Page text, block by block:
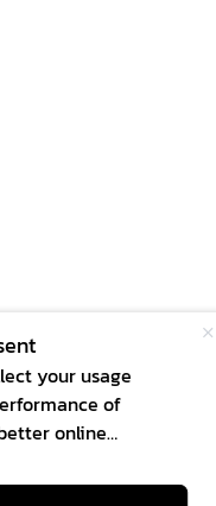
your usage
of
online
services to suit
this website